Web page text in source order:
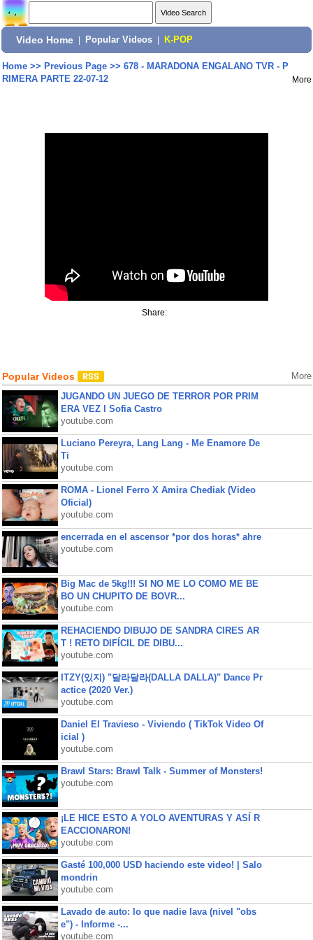
Video Home Popular Videos K-POP
Home>> Previous Page>> 678 - MARADONA ENGALANO TVR - P
RIMERA PARTE 22-07-12
More
Share:
Popular Videos More
JUGANDO UN JUEGO DE TERROR POR PRIM
ERA VEZ l Sofia Castro
youtube.com
Luciano Pereyra, Lang Lang - Me Enamore De
Ti
youtube.com
ROMA - Lionel Ferro X Amira Chediak (Video
Oficial)
youtube.com
encerrada en el ascensor *por dos horas* ahre
youtube.com
Big Mac de 5kg!!! SI NO ME LO COMO ME BE
BO UN CHUPITO DE BOVR...
youtube.com
REHACIENDO DIBUJO DE SANDRA CIRES AR
T ! RETO DIFÍCIL DE DIBU...
youtube.com
ITZY(있지) "달라달라(DALLA DALLA)" Dance Pr
actice (2020 Ver.)
youtube.com
Daniel El Travieso - Viviendo ( TikTok Video Of
icial )
youtube.com
Brawl Stars: Brawl Talk - Summer of Monsters!
youtube.com
¡LE HICE ESTO A YOLO AVENTURAS Y ASÍ R
EACCIONARON!
youtube.com
Gasté 100,000 USD haciendo este video! | Salo
mondrin
youtube.com
Lavado de auto: lo que nadie lava (nivel "obs
e") - Informe -...
youtube.com